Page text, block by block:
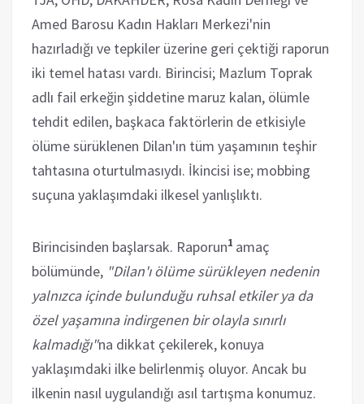
Amed Barosu Kadın Hakları Merkezi'nin
hazırladığı ve tepkiler üzerine geri çektiği raporun
iki temel hatası vardı. Birincisi; Mazlum Toprak
adlı fail erkeğin şiddetine maruz kalan, ölümle
tehdit edilen, başkaca faktörlerin de etkisiyle
ölüme sürüklenen Dilan'ın tüm yaşamının teşhir
tahtasına oturtulmasıydı. İkincisi ise; mobbing
suçuna yaklaşımdaki ilkesel yanlışlıktı.
Birincisinden başlarsak. Raporun1 amaç
bölümünde, "Dilan'ı ölüme sürükleyen nedenin
yalnızca içinde bulunduğu ruhsal etkiler ya da
özel yaşamına indirgenen bir olayla sınırlı
kalmadığı"na dikkat çekilerek, konuya
yaklaşımdaki ilke belirlenmiş oluyor. Ancak bu
ilkenin nasıl uygulandığı asıl tartışma konumuz.